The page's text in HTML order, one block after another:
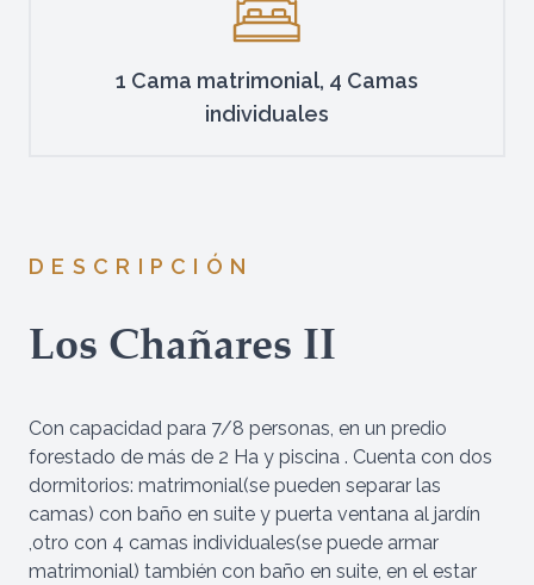
1 Cama matrimonial, 4 Camas
individuales
DESCRIPCIÓN
Los Chañares II
Con capacidad para 7/8 personas, en un predio
forestado de más de 2 Ha y piscina . Cuenta con dos
dormitorios: matrimonial(se pueden separar las
camas) con baño en suite y puerta ventana al jardín
,otro con 4 camas individuales(se puede armar
matrimonial) también con baño en suite, en el estar